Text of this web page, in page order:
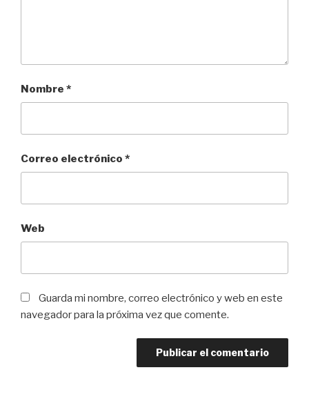
Nombre *
Correo electrónico *
Web
Guarda mi nombre, correo electrónico y web en este
navegador para la próxima vez que comente.